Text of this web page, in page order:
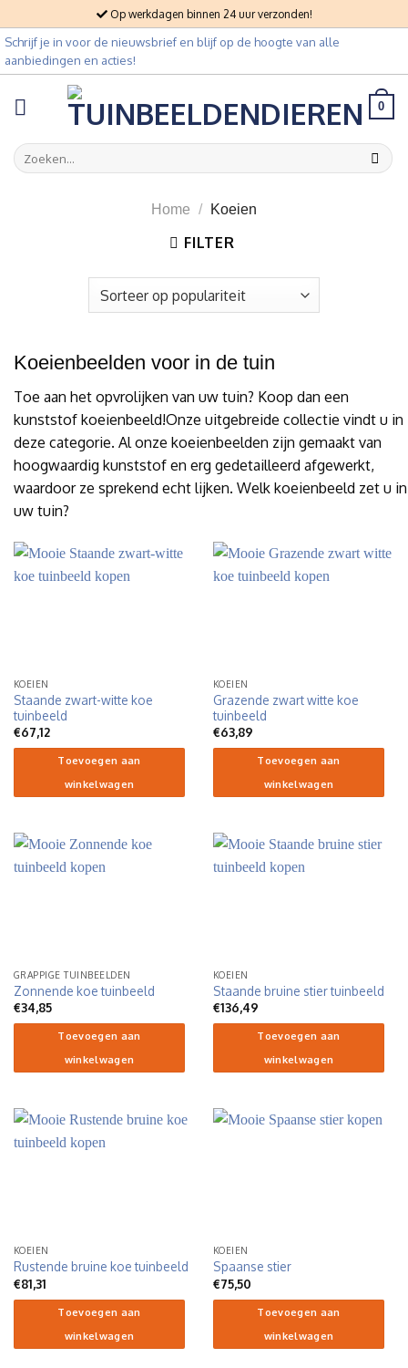
to
content
Op werkdagen binnen 24 uur verzonden!
Schrijf je in voor de nieuwsbrief en blijf op de hoogte van alle
aanbiedingen en acties!
0
Zoeken
naar:
Home / Koeien
FILTER
Koeienbeelden voor in de tuin
Toe aan het opvrolijken van uw tuin? Koop dan een
kunststof koeienbeeld!Onze uitgebreide collectie vindt u in
deze categorie. Al onze koeienbeelden zijn gemaakt van
hoogwaardig kunststof en erg gedetailleerd afgewerkt,
waardoor ze sprekend echt lijken. Welk koeienbeeld zet u in
uw tuin?
KOEIEN
Staande zwart-witte koe
tuinbeeld
€67,12
Toevoegen aan
winkelwagen
KOEIEN
Grazende zwart witte koe
tuinbeeld
€63,89
Toevoegen aan
winkelwagen
GRAPPIGE TUINBEELDEN
Zonnende koe tuinbeeld
€34,85
Toevoegen aan
winkelwagen
KOEIEN
Staande bruine stier tuinbeeld
€136,49
Toevoegen aan
winkelwagen
KOEIEN
Rustende bruine koe tuinbeeld
€81,31
Toevoegen aan
winkelwagen
KOEIEN
Spaanse stier
€75,50
Toevoegen aan
winkelwagen